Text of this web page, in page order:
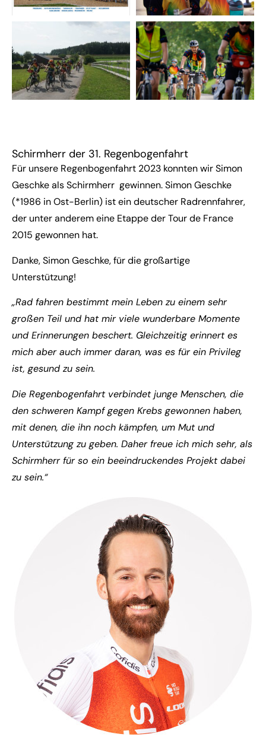
Schirmherr der 31. Regenbogenfahrt
Für unsere Regenbogenfahrt 2023 konnten wir Simon
Geschke als Schirmherr gewinnen. Simon Geschke
(*1986 in Ost-Berlin) ist ein deutscher Radrennfahrer,
der unter anderem eine Etappe der Tour de France
2015 gewonnen hat.
Danke, Simon Geschke, für die großartige
Unterstützung!
„Rad fahren bestimmt mein Leben zu einem sehr
großen Teil und hat mir viele wunderbare Momente
und Erinnerungen beschert. Gleichzeitig erinnert es
mich aber auch immer daran, was es für ein Privileg
ist, gesund zu sein.
Die Regenbogenfahrt verbindet junge Menschen, die
den schweren Kampf gegen Krebs gewonnen haben,
mit denen, die ihn noch kämpfen, um Mut und
Unterstützung zu geben. Daher freue ich mich sehr, als
Schirmherr für so ein beeindruckendes Projekt dabei
zu sein.“